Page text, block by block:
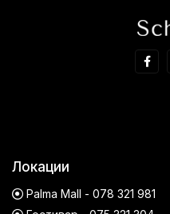
Локации
Palma Mall - 078 321 981